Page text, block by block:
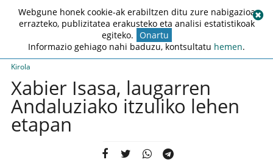
Kirola
Xabier Isasa, laugarren
Andaluziako itzuliko lehen
etapan
Webgune honek cookie-ak erabiltzen ditu zure nabigazioa
errazteko, publizitatea erakusteko eta analisi estatistikoak
egiteko. Onartu
Informazio gehiago nahi baduzu, kontsultatu hemen.